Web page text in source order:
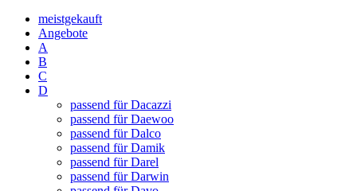
meistgekauft
Angebote
A
B
C
D
passend für Dacazzi
passend für Daewoo
passend für Dalco
passend für Damik
passend für Darel
passend für Darwin